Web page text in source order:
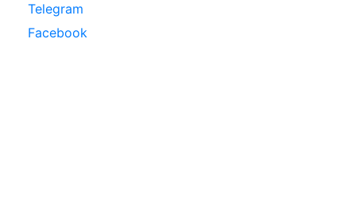
Telegram
Facebook